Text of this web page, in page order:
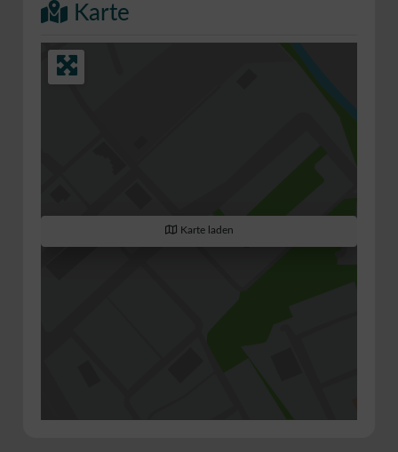
Karte
Karte laden